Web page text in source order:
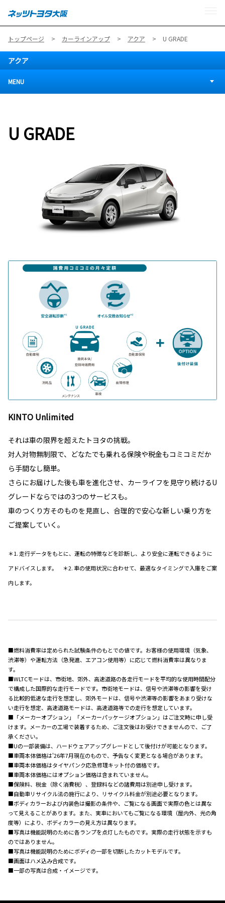
トップページ カーラインアップ アクア U GRADE
アクア
MENU
U GRADE
KINTO Unlimited
それは車の限界を超えたトヨタの挑戦。
対人対物無制限で、どなたでも乗れる保険や税金もコミコミだか
ら手間なし簡単。
さらにお届けした後も車を進化させ、カーライフを見守り続けるU
グレードならではの3つのサービスも。
車のつくり方そのものを見直し、合理的で安心な新しい乗り方を
ご提案していく。
＊1. 走行データをもとに、運転の特徴などを診断し、より安全に運転できるように
アドバイスします。 ＊2. 車の使用状況に合わせて、最適なタイミングで入庫をご案
内します。
■燃料消費率は定められた試験条件のもとでの値です。お客様の使用環境（気象、
渋滞等）や運転方法（急発進、エアコン使用等）に応じて燃料消費率は異なりま
す。
■WLTCモードは、市街地、郊外、高速道路の各走行モードを平均的な使用時間配分
で構成した国際的な走行モードです。市街地モードは、信号や渋滞等の影響を受け
る比較的低速な走行を想定し、郊外モードは、信号や渋滞等の影響をあまり受けな
い走行を想定、高速道路モードは、高速道路等での走行を想定しています。
■「メーカーオプション」「メーカーパッケージオプション」はご注文時に申し受
けます。メーカーの工場で装着するため、ご注文後はお受けできませんので、ご了
承ください。
■Uの一部装備は、ハードウェアアップグレードとして後付けが可能となります。
■車両本体価格は'26年7月現在のもので、予告なく変更となる場合があります。
■車両本体価格はタイヤパンク応急修理キット付の価格です。
■車両本体価格にはオプション価格は含まれていません。
■保険料、税金（除く消費税）、登録料などの諸費用は別途申し受けます。
■自動車リサイクル法の施行により、リサイクル料金が別途必要となります。
■ボディカラーおよび内装色は撮影の条件や、ご覧になる画面で実際の色とは異な
って見えることがあります。また、実車においてもご覧になる環境（屋内外、光の角
度等）により、ボディカラーの見え方は異なります。
■写真は機能説明のために各ランプを点灯したものです。実際の走行状態を示すも
のではありません。
■写真は機能説明のためにボディの一部を切断したカットモデルです。
■画面はハメ込み合成です。
■一部の写真は合成・イメージです。